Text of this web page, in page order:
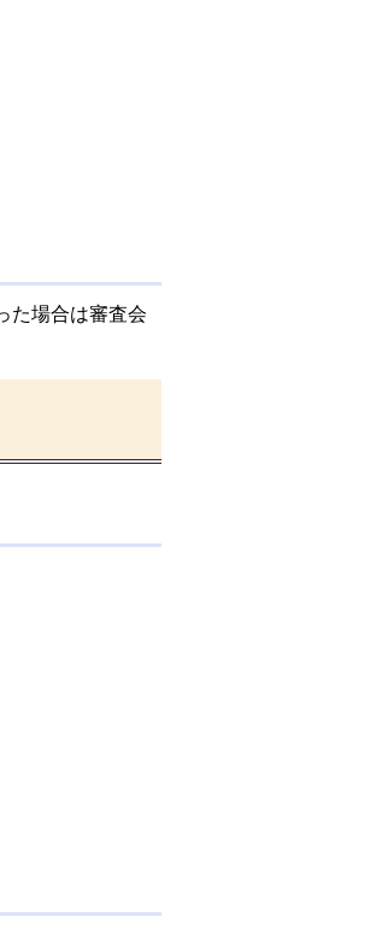
た場合は審査会